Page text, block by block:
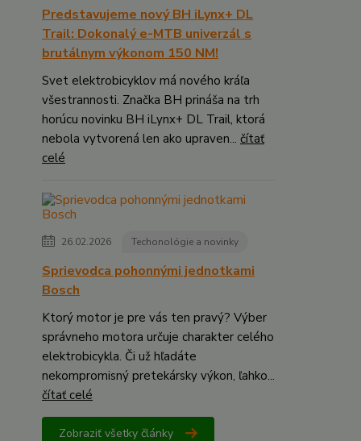
Predstavujeme nový BH iLynx+ DL
Trail: Dokonalý e-MTB univerzál s
brutálnym výkonom 150 NM!
Svet elektrobicyklov má nového kráľa
všestrannosti. Značka BH prináša na trh
horúcu novinku BH iLynx+ DL Trail, ktorá
nebola vytvorená len ako upraven... čítať
celé
26.02.2026 Techonológie a novinky
Sprievodca pohonnými jednotkami
Bosch
Ktorý motor je pre vás ten pravý? Výber
správneho motora určuje charakter celého
elektrobicykla. Či už hľadáte
nekompromisný pretekársky výkon, ľahko...
čítať celé
Zobraziť všetky články